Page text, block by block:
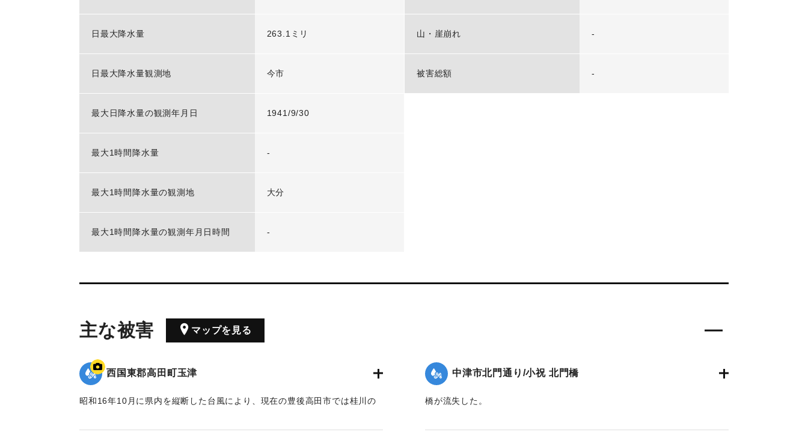
日最大降水量 263.1ミリ
日最大降水量観測地 今市
最大日降水量の観測年月日 1941/9/30
最大1時間降水量 -
最大1時間降水量の観測地 大分
最大1時間降水量の観測年月日時間 -
山・崖崩れ -
被害総額 -
主な被害 マップを見る
西国東郡高田町玉津
昭和16年10月に県内を縦断した台風により、現在の豊後高田市では桂川の
中津市北門通り/小祝 北門橋
橋が流失した。